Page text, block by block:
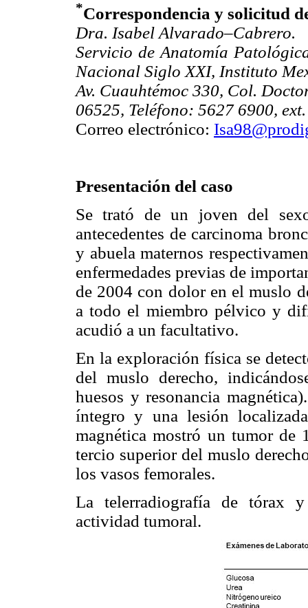
*Correspondencia y solicitud
Dra. Isabel Alvarado–Cabrero.
Servicio de Anatomía
Nacional Siglo XXI, Instituto
Av. Cuauhtémoc 330, Col.
06525, Teléfono: 5627 6900,
Correo electrónico:
Presentación del caso
Se trató de un joven del
antecedentes de carcinoma
y abuela maternos
enfermedades previas de
de 2004 con dolor en el muslo
a todo el miembro pélvico y
acudió a un facultativo.
En la exploración física se
del muslo derecho,
huesos y resonancia
íntegro y una lesión
magnética mostró un tumor de
tercio superior del muslo
los vasos femorales.
La telerradiografía de tórax
actividad tumoral.